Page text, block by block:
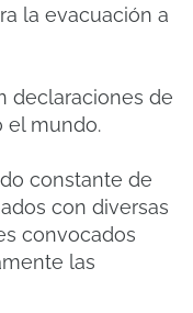
la evacuación a
declaraciones de
el mundo.
constante de
con diversas
convocados
las